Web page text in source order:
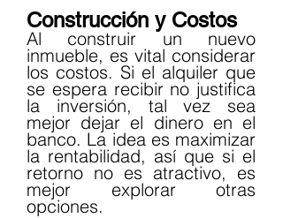
Construcción y Costos
Al construir un nuevo
inmueble, es vital considerar
los costos. Si el alquiler que
se espera recibir no justifica
la inversión, tal vez sea
mejor dejar el dinero en el
banco. La idea es maximizar
la rentabilidad, así que si el
retorno no es atractivo, es
mejor explorar otras
opciones.